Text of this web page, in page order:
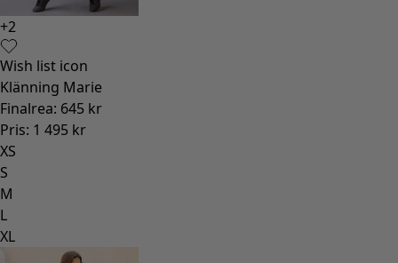
+2
Wish list icon
Klänning Marie
Finalrea: 645 kr
Pris: 1 495 kr
XS
S
M
L
XL